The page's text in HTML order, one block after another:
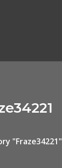
"Fraze34221"